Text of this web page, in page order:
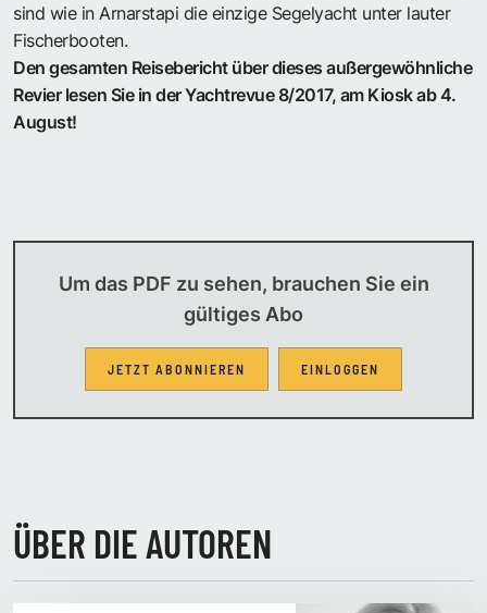
sind wie in Arnarstapi die einzige Segelyacht unter lauter
Fischerbooten.
Den gesamten Reisebericht über dieses außergewöhnliche
Revier lesen Sie in der Yachtrevue 8/2017, am Kiosk ab 4.
August!
Um das PDF zu sehen, brauchen Sie ein
gültiges Abo
JETZT ABONNIEREN EINLOGGEN
ÜBER DIE AUTOREN